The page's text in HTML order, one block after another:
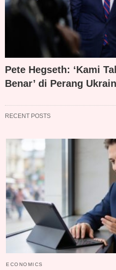
Pete Hegseth: ‘Kami
Benar’ di Perang
RECENT POSTS
ECONOMICS